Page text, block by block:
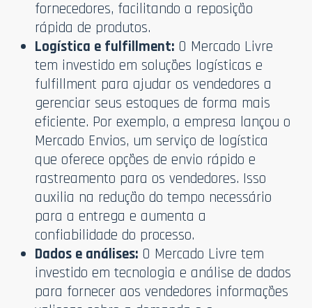
fornecedores, facilitando a reposição
rápida de produtos.
Logística e fulfillment: O Mercado Livre
tem investido em soluções logísticas e
fulfillment para ajudar os vendedores a
gerenciar seus estoques de forma mais
eficiente. Por exemplo, a empresa lançou o
Mercado Envios, um serviço de logística
que oferece opções de envio rápido e
rastreamento para os vendedores. Isso
auxilia na redução do tempo necessário
para a entrega e aumenta a
confiabilidade do processo.
Dados e análises: O Mercado Livre tem
investido em tecnologia e análise de dados
para fornecer aos vendedores informações